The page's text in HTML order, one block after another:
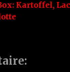
Kartoffel,